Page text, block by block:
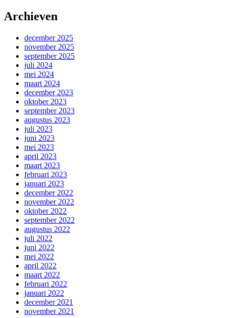
Archieven
december 2025
november 2025
september 2025
juli 2024
mei 2024
maart 2024
december 2023
oktober 2023
september 2023
augustus 2023
juli 2023
juni 2023
mei 2023
april 2023
maart 2023
februari 2023
januari 2023
december 2022
november 2022
oktober 2022
september 2022
augustus 2022
juli 2022
juni 2022
mei 2022
april 2022
maart 2022
februari 2022
januari 2022
december 2021
november 2021